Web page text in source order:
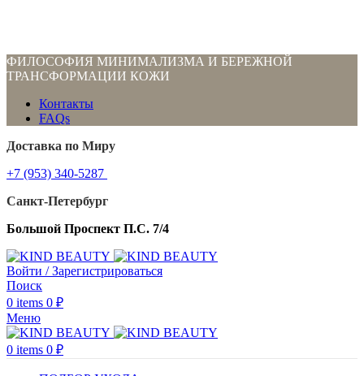
ФИЛОСОФИЯ МИНИМАЛИЗМА И БЕРЕЖНОЙ
ТРАНСФОРМАЦИИ КОЖИ
Контакты
FAQs
Доставка по Миру
+7 (953) 340-5287
Санкт-Петербург
Большой Проспект П.С. 7/4
Войти / Зарегистрироваться
Поиск
0 items 0 ₽
Меню
0 items 0 ₽